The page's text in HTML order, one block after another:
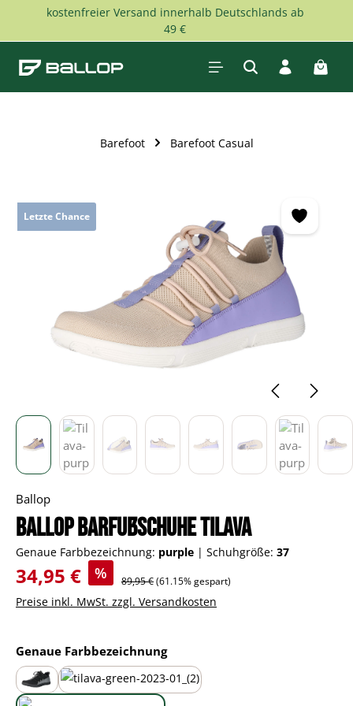
Zum Hauptinhalt springen
kostenfreier Versand innerhalb Deutschlands ab
49 €
Barefoot Barefoot Casual
Letzte Chance
Ballop
Ballop Barfußschuhe Tilava
Genaue Farbbezeichnung: purple | Schuhgröße: 37
Verkaufspreis:
34,95 € % Regulärer Preis:
89,95 €(61.15% gespart)
Preise inkl. MwSt. zzgl. Versandkosten
Genaue Farbbezeichnungauswählen
black